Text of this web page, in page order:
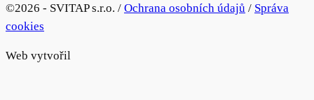
©2026 - SVITAP s.r.o. / Ochrana osobních údajů / Správa
cookies
Web vytvořil